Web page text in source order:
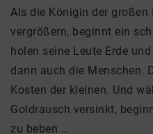
Als die Königin der großen
vergrößern, beginnt ein
holen seine Leute Erde
dann auch die Menschen.
Kosten der kleinen. Und
Goldrausch versinkt,
zu beben …